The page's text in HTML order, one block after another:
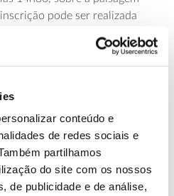
conteúdo e
de redes sociais e
partilhamos
do site com os nossos
de publicidade e de análise,
pode ser realizada
da Natureza e das
da Conservação da
do Alentejo.
webinar